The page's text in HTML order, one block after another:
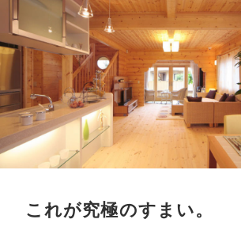
これが究極のすまい。